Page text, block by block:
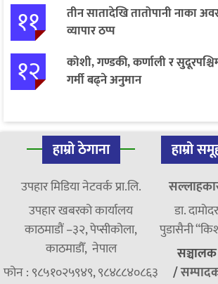
११
तीन सातादेखि तातोपानी नाका
व्यापार ठप्प
१२
कोशी, गण्डकी, कर्णाली र
गर्मी बढ्ने अनुमान
हाम्रो ठेगाना
उपहार मिडिया नेटवर्क प्रा.लि.
उपहार खबरको कार्यालय
काठमाडौं –३२, पेप्सीकोला,
काठमाडौँ, नेपाल
फोन : ९८५१०२५९४९, ९८४८८४०८६३
हाम्रो
डा. दामाेदर
पुडासैनी
सञ्चालक
/